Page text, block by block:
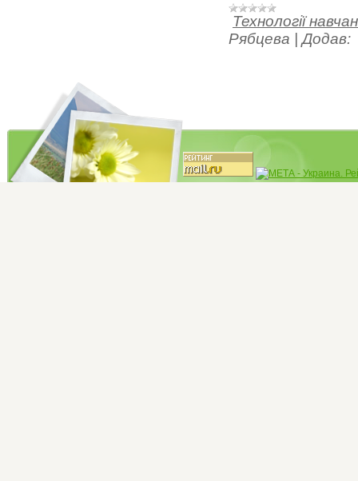
Технології
Рябцева |Додав: